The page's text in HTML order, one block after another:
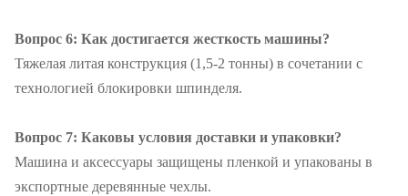
Вопрос 6: Как достигается жесткость машины?
Тяжелая литая конструкция (1,5-2 тонны) в сочетании с
технологией блокировки шпинделя.
Вопрос 7: Каковы условия доставки и упаковки?
Машина и аксессуары защищены пленкой и упакованы в
экспортные деревянные чехлы.